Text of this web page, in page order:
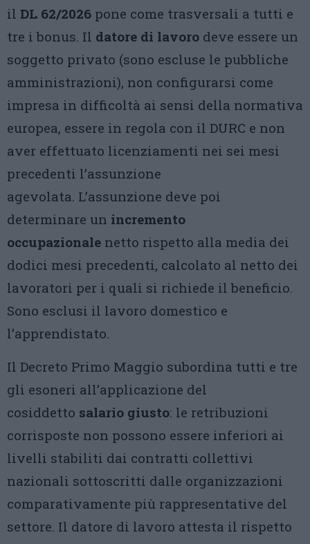
il DL 62/2026 pone come trasversali a tutti e
tre i bonus. Il datore di lavoro deve essere un
soggetto privato (sono escluse le pubbliche
amministrazioni), non configurarsi come
impresa in difficoltà ai sensi della normativa
europea, essere in regola con il DURC e non
aver effettuato licenziamenti nei sei mesi
precedenti l’assunzione
agevolata. L’assunzione deve poi
determinare un incremento
occupazionale netto rispetto alla media dei
dodici mesi precedenti, calcolato al netto dei
lavoratori per i quali si richiede il beneficio.
Sono esclusi il lavoro domestico e
l’apprendistato.
Il Decreto Primo Maggio subordina tutti e tre
gli esoneri all’applicazione del
cosiddetto salario giusto: le retribuzioni
corrisposte non possono essere inferiori ai
livelli stabiliti dai contratti collettivi
nazionali sottoscritti dalle organizzazioni
comparativamente più rappresentative del
settore. Il datore di lavoro attesta il rispetto